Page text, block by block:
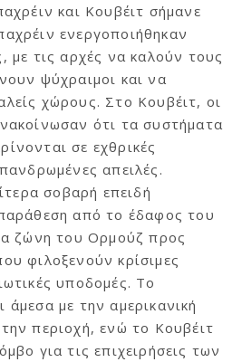
και Κουβέιτ σήμανε
ενεργοποιήθηκαν
με τις αρχές να καλούν τους
ψύχραιμοι και να
χώρους. Στο Κουβέιτ, οι
ότι τα συστήματα
σε εχθρικές
απειλές.
σοβαρή επειδή
από το έδαφος του
ζώνη του Ορμούζ προς
φιλοξενούν κρίσιμες
υποδομές. Το
με την αμερικανική
περιοχή, ενώ το Κουβέιτ
για τις επιχειρήσεις των